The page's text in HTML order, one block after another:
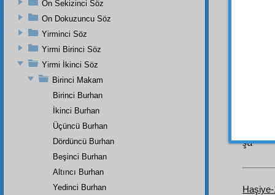
Hem
şu
Haşiye-
On Sekizinci Söz
On Dokuzuncu Söz
Yirminci Söz
Yirmi Birinci Söz
Yirmi İkinci Söz
Birinci Makam
Birinci Burhan
İkinci Burhan
Üçüncü Burhan
Dördüncü Burhan
Beşinci Burhan
Altıncı Burhan
Yedinci Burhan